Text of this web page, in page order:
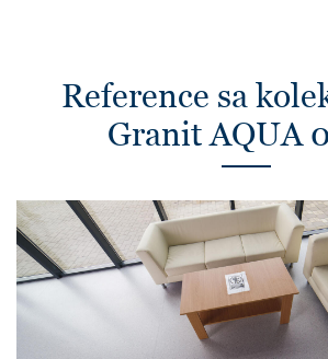
Reference sa
Granit AQUA